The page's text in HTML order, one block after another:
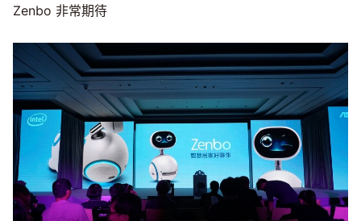
Zenbo 非常期待